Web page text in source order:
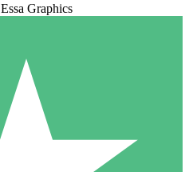
Essa Graphics